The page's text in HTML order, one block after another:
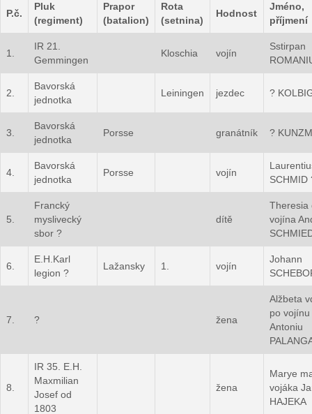
P.č.
Pluk
(regiment)
Prapor
(batalion)
Rota
(setnina)
Hodnost
Jméno,
příjmení
1.
IR 21.
Gemmingen
Kloschia vojín
Sstirpan
2.
Bavorská
jednotka
Leiningen jezdec ?
3.
Bavorská
jednotka
Porsse granátník ?
4.
Bavorská
jednotka
Porsse vojín
SCHMID
5.
Francký
myslivecký
sbor ?
dítě
Theresia
vojína
6.
E.H.Karl
legion ?
Lažansky 1. vojín
Johann
7. ? žena
Alžbeta
po vojínu
Antoniu
8.
IR 35. E.H.
Maxmilian
Josef od
1803
žena
Marye
vojáka
HAJEKA